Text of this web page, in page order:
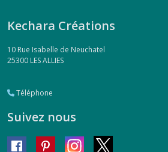
Kechara Créations
10 Rue Isabelle de Neuchatel
25300 LES ALLIES
Téléphone
Suivez nous